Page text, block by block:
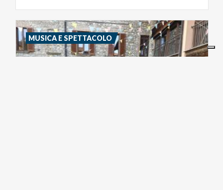
MUSICA E SPETTACOLO